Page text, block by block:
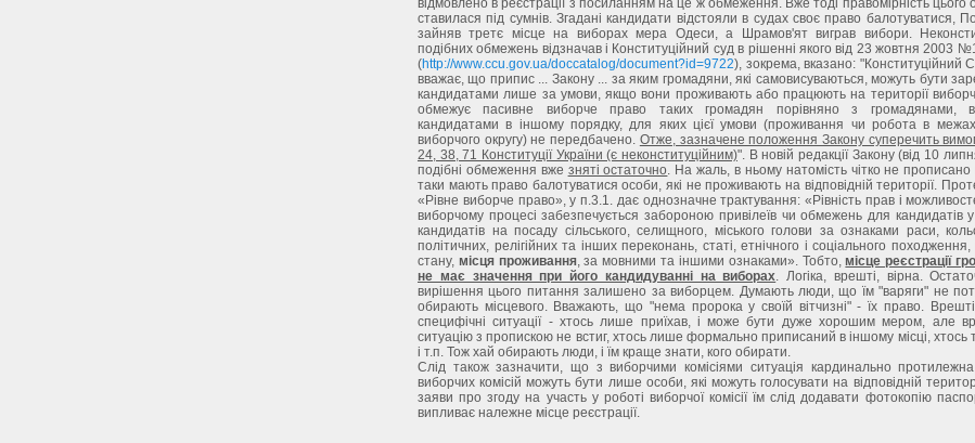
ставилася під сумнів. Згадані кандидати відстояли в судах своє право балотуватися,
зайняв третє місце на виборах мера Одеси, а Шрамов'ят виграв вибори.
подібних обмежень відзначав і Конституційний суд в рішенні якого від 23 жовтня 2003
(http://www.ccu.gov.ua/doccatalog/document?id=9722), зокрема, вказано: "Конституційний
вважає, що припис ... Закону ... за яким громадяни, які самовисуваються, можуть бути
кандидатами лише за умови, якщо вони проживають або працюють на території
обмежує пасивне виборче право таких громадян порівняно з громадянами,
кандидатами в іншому порядку, для яких цієї умови (проживання чи робота в межах
виборчого округу) не передбачено. Отже, зазначене положення Закону суперечить
24, 38, 71 Конституції України (є неконституційним)". В новій редакції Закону (від 10
подібні обмеження вже зняті остаточно
. На жаль, в ньому натомість чітко не
таки мають право балотуватися особи, які не проживають на відповідній території.
«Рівне виборче право», у п.3.1. дає однозначне трактування: «Рівність прав і
виборчому процесі забезпечується забороною привілеїв чи обмежень для кандидатів у
кандидатів на посаду сільського, селищного, міського голови за ознаками раси,
політичних, релігійних та інших переконань, статі, етнічного і соціального
стану, місця проживання, за мовними та іншими ознаками». Тобто,місце реєстрації
не має значення при його кандидуванні на виборах . Логіка, врешті, вірна.
вирішення цього питання залишено за виборцем. Думають люди, що їм "варяги" не
обирають місцевого. Вважають, що "нема пророка у своїй вітчизні" - їх право.
специфічні ситуації - хтось лише приїхав, і може бути дуже хорошим мером, але
ситуацію з пропискою не встиг, хтось лише формально приписаний в іншому місці, хтось
і т.п. Тож хай обирають люди, і їм краще знати, кого обирати.
Слід також зазначити, що з виборчими комісіями ситуація кардинально
виборчих комісій можуть бути лише особи, які можуть голосувати на відповідній
заяви про згоду на участь у роботі виборчої комісії їм слід додавати фотокопію
випливає належне місце реєстрації.